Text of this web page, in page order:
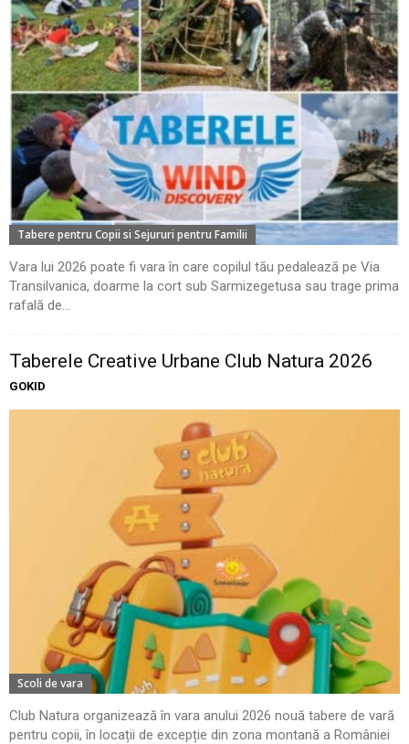
Tabere pentru Copii si Sejururi pentru Familii
Vara lui 2026 poate fi vara în care copilul tău pedalează pe Via
Transilvanica, doarme la cort sub Sarmizegetusa sau trage prima
rafală de...
Taberele Creative Urbane Club Natura 2026
GOKID
Scoli de vara
Club Natura organizează în vara anului 2026 nouă tabere de vară
pentru copii, în locații de excepție din zona montană a României